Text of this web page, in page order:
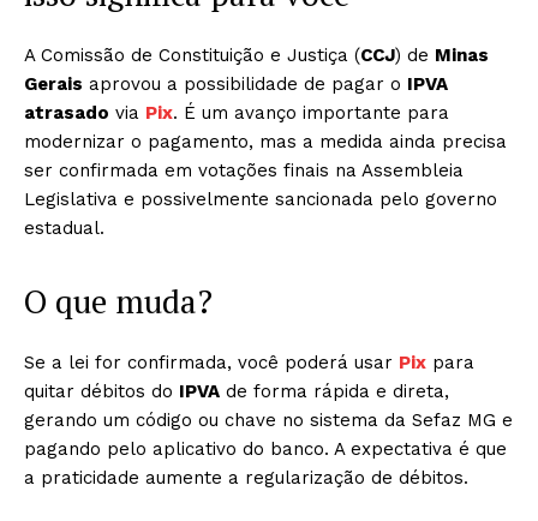
A Comissão de Constituição e Justiça (CCJ) de Minas
Gerais aprovou a possibilidade de pagar o IPVA
atrasado via Pix. É um avanço importante para
modernizar o pagamento, mas a medida ainda precisa
ser confirmada em votações finais na Assembleia
Legislativa e possivelmente sancionada pelo governo
estadual.
O que muda?
Se a lei for confirmada, você poderá usar Pix para
quitar débitos do IPVA de forma rápida e direta,
gerando um código ou chave no sistema da Sefaz MG e
pagando pelo aplicativo do banco. A expectativa é que
a praticidade aumente a regularização de débitos.